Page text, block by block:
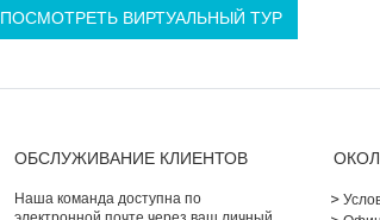
ПОСМОТРЕТЬ ВИРТУАЛЬНЫЙ ТУР
ОБСЛУЖИВАНИЕ КЛИЕНТОВ
Наша команда доступна по